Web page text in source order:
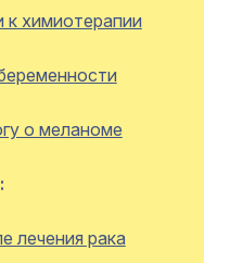
к химиотерапии
о меланоме
лечения рака